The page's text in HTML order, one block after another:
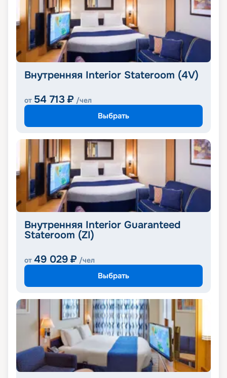
Внутренняя Interior Stateroom (4V)
от 54 713 ₽ /чел
Выбрать
Внутренняя Interior Guaranteed
Stateroom (ZI)
от 49 029 ₽ /чел
Выбрать